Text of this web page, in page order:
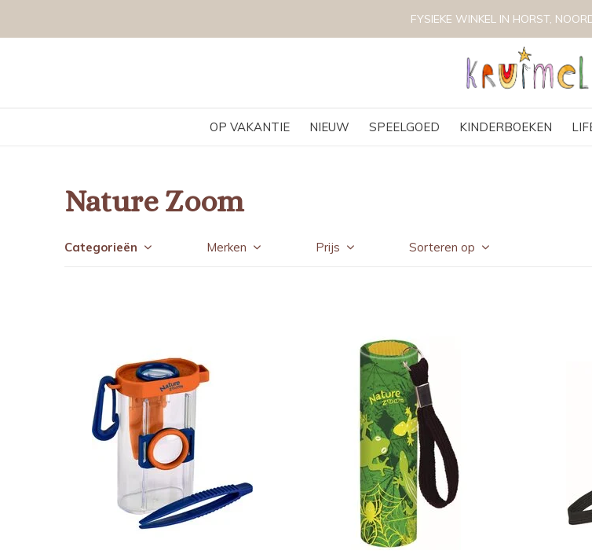
OP VAKANTIE NIEUW SPEELGOED KINDERBOEKEN
FYSIEKE WINKEL IN HORST,
Nature Zoom
Categorieën Merken Prijs Sorteren op